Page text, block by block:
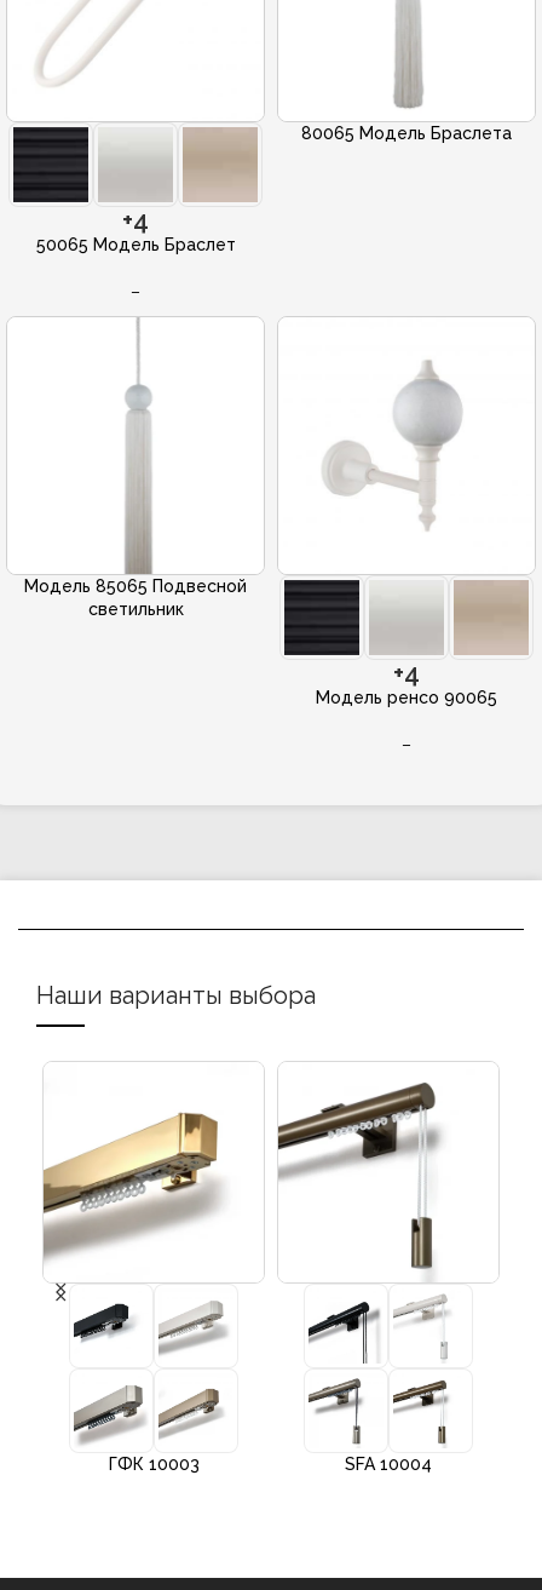
+4
50065 Модель Браслет
–
80065 Модель Браслета
Модель 85065 Подвесной
светильник
+4
Модель ренсо 90065
–
Наши варианты выбора
ГФК 10003 SFA 10004